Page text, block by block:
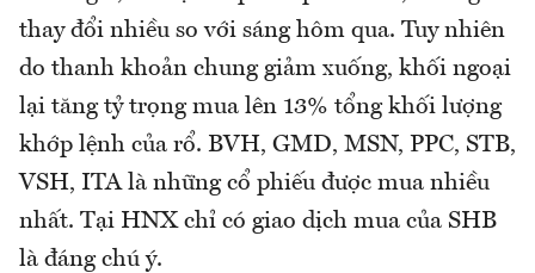
thay đổi nhiều so với sáng hôm qua. Tuy nhiên
do thanh khoản chung giảm xuống, khối ngoại
lại tăng tỷ trọng mua lên 13% tổng khối lượng
khớp lệnh của rổ. BVH, GMD, MSN, PPC, STB,
VSH, ITA là những cổ phiếu được mua nhiều
nhất. Tại HNX chỉ có giao dịch mua của SHB
là đáng chú ý.